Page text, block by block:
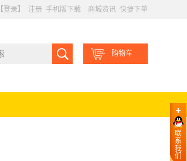
【登录】 注册 手机版下载 商城资讯 快捷下单
购物车
联
系
我
们